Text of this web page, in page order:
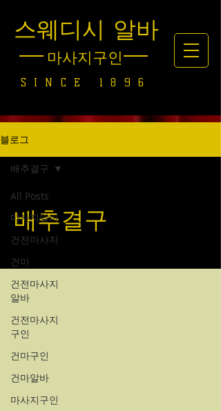
스웨디시 알바
마사지구인
SINCE 1896
블로그
All Posts
마사지알바
건전마사지
건마
건전마사지
알바
건전마사지
구인
건마구인
건마알바
마사지구인
배추결구
배추결구